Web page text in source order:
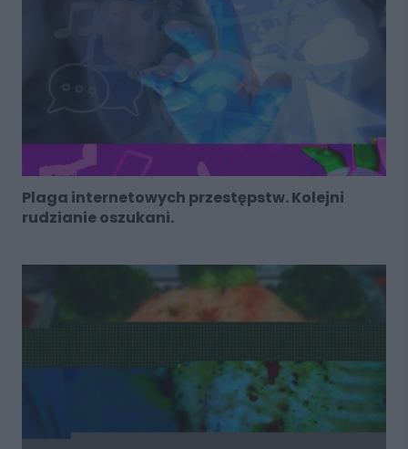
Plaga internetowych przestępstw. Kolejni
rudzianie oszukani.